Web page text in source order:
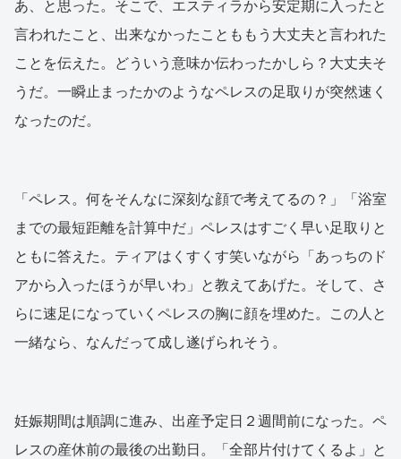
あ、と思った。そこで、エスティラから安定期に入ったと
言われたこと、出来なかったことももう大丈夫と言われた
ことを伝えた。どういう意味か伝わったかしら？大丈夫そ
うだ。一瞬止まったかのようなペレスの足取りが突然速く
なったのだ。
「ペレス。何をそんなに深刻な顔で考えてるの？」「浴室
までの最短距離を計算中だ」ペレスはすごく早い足取りと
ともに答えた。ティアはくすくす笑いながら「あっちのド
アから入ったほうが早いわ」と教えてあげた。そして、さ
らに速足になっていくペレスの胸に顔を埋めた。この人と
一緒なら、なんだって成し遂げられそう。
妊娠期間は順調に進み、出産予定日２週間前になった。ペ
レスの産休前の最後の出勤日。「全部片付けてくるよ」と